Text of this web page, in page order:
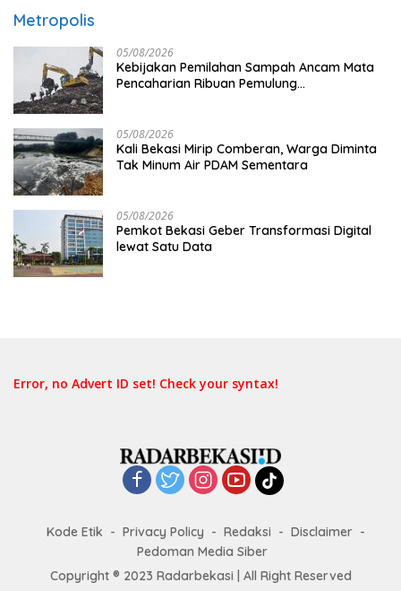
Metropolis
05/08/2026
Kebijakan Pemilahan Sampah Ancam Mata
Pencaharian Ribuan Pemulung
05/08/2026
Kali Bekasi Mirip Comberan, Warga Diminta
Tak Minum Air PDAM Sementara
05/08/2026
Pemkot Bekasi Geber Transformasi Digital
lewat Satu Data
Error, no Advert ID set! Check your syntax!
Kode Etik Privacy Policy Redaksi
Disclaimer
Pedoman Media Siber
Copyright ® 2023 Radarbekasi | All Right Reserved